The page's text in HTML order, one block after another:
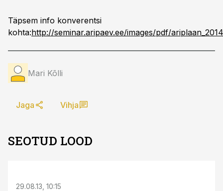
Täpsem info konverentsi
kohta:http://seminar.aripaev.ee/images/pdf/
Mari Kõlli
Jaga Vihja
SEOTUD LOOD
29.08.13, 10:15